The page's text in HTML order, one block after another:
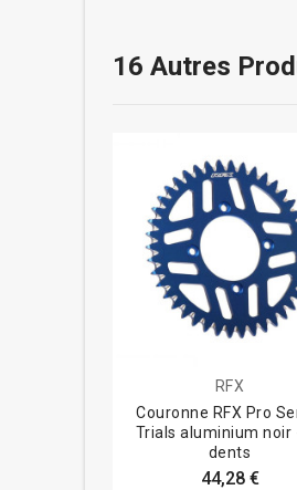
16 Autres
RFX
Couronne RFX Pro
Trials aluminium noir
dents
44,28 €